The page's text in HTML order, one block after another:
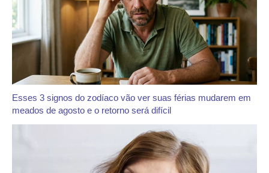
Esses 3 signos do zodíaco vão ver suas férias mudarem em
meados de agosto e o retorno será difícil